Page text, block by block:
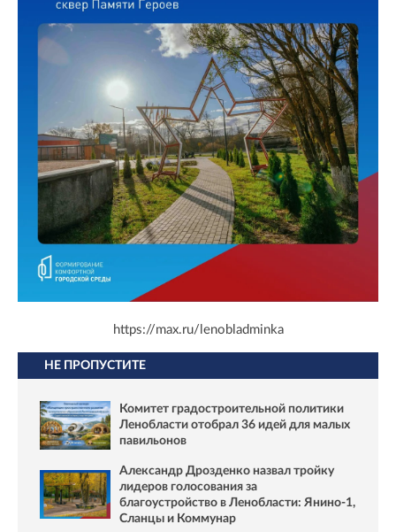
https://max.ru/lenobladminka
НЕ ПРОПУСТИТЕ
Комитет градостроительной политики
Ленобласти отобрал 36 идей для малых
павильонов
Александр Дрозденко назвал тройку
лидеров голосования за
благоустройство в Ленобласти: Янино-1,
Сланцы и Коммунар